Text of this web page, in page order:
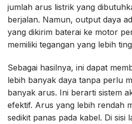
jumlah arus listrik yang
berjalan. Namun, output daya
yang dikirim baterai ke motor
memiliki tegangan yang lebih
Sebagai hasilnya, ini dapat
lebih banyak daya tanpa perlu
banyak arus. Ini berarti sistem
efektif. Arus yang lebih rendah
sedikit panas pada kabel. Di sisi